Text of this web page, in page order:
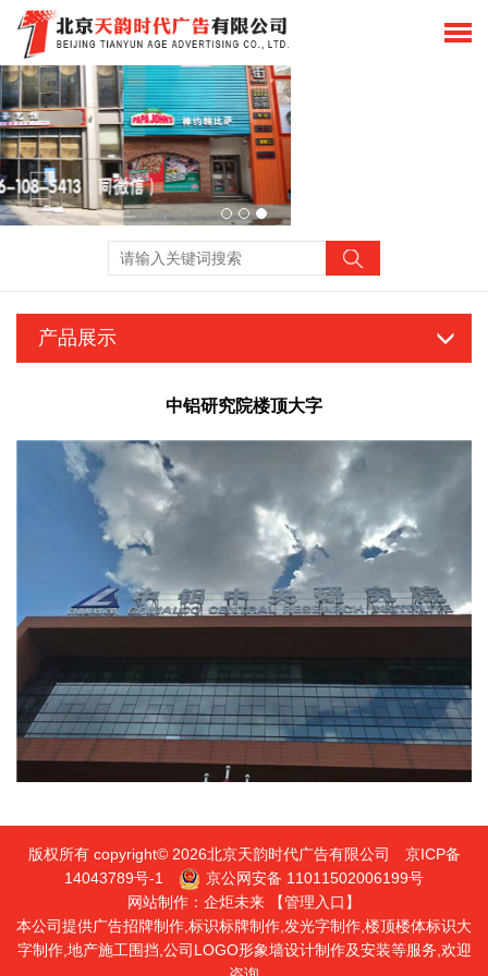
产品展示
中铝研究院楼顶大字
版权所有 copyright© 2026北京天韵时代广告有限公司 京ICP备
14043789号-1
京公网安备 11011502006199号
网站制作： 企炬未来
【管理入口】
本公司提供广告招牌制作,标识标牌制作,发光字制作,楼顶楼体标识大
字制作,地产施工围挡,公司LOGO形象墙设计制作及安装等服务,欢迎